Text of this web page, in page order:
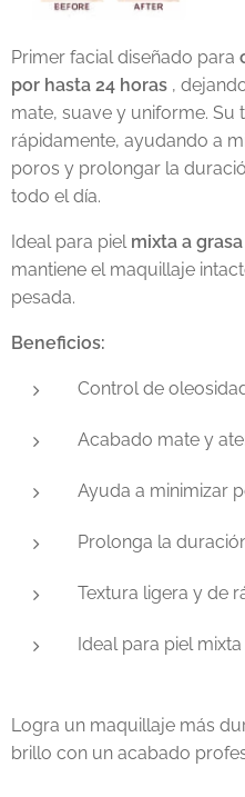
Primer facial diseñado para
por hasta 24 horas ,
mate, suave y uniforme. Su
rápidamente, ayudando a
poros y prolongar la
todo el día.
Ideal para piel mixta a grasa
mantiene el maquillaje
pesada.
Beneficios:
Control de
Acabado mate y
Ayuda a minimizar
Prolonga la
Textura ligera y de
Ideal para piel
Logra un maquillaje más
brillo con un acabado